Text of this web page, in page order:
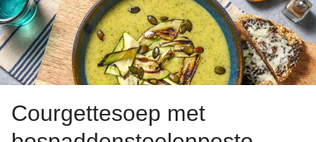
Courgettesoep met